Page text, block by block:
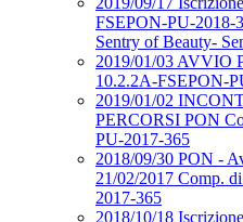
FSEPON-PU-2018-
Sentry of Beauty-
2019/01/03 AVVIO
10.2.2A-FSEPON-
2019/01/02
PERCORSI PON
PU-2017-365
2018/09/30 PON -
21/02/2017 Comp.
2017-365
2018/10/18